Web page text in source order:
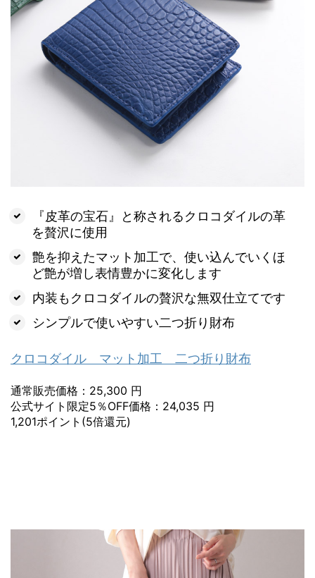
『皮革の宝石』と称されるクロコダイルの革
を贅沢に使用
艶を抑えたマット加工で、使い込んでいくほ
ど艶が増し表情豊かに変化します
内装もクロコダイルの贅沢な無双仕立てです
シンプルで使いやすい二つ折り財布
クロコダイル マット加工 二つ折り財布
通常販売価格：25,300 円
公式サイト限定5％OFF価格：24,035 円
1,201ポイント(5倍還元)